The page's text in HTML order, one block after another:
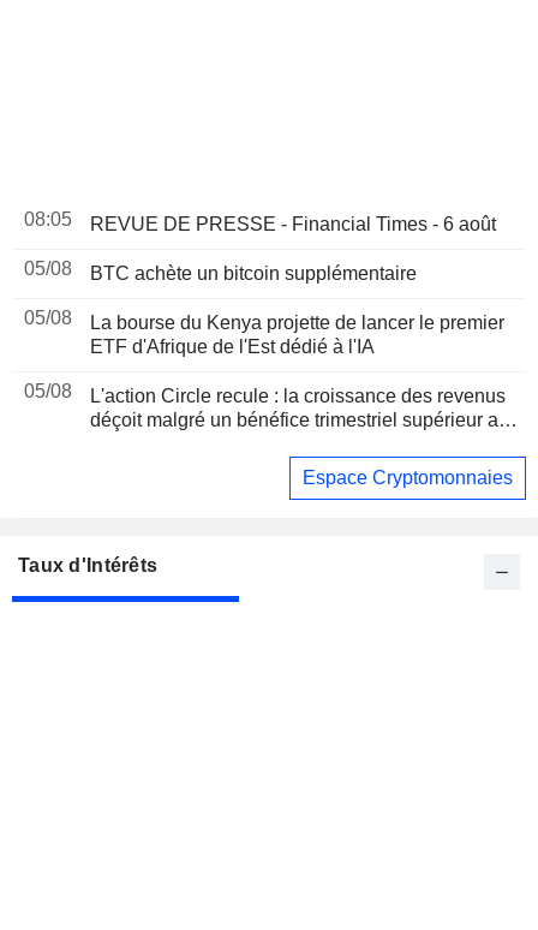
08:05 REVUE DE PRESSE - Financial Times - 6 août
05/08 BTC achète un bitcoin supplémentaire
05/08
La bourse du Kenya projette de lancer le premier
ETF d'Afrique de l'Est dédié à l'IA
05/08
L'action Circle recule : la croissance des revenus
déçoit malgré un bénéfice trimestriel supérieur aux
Espace Cryptomonnaies
Taux d'Intérêts